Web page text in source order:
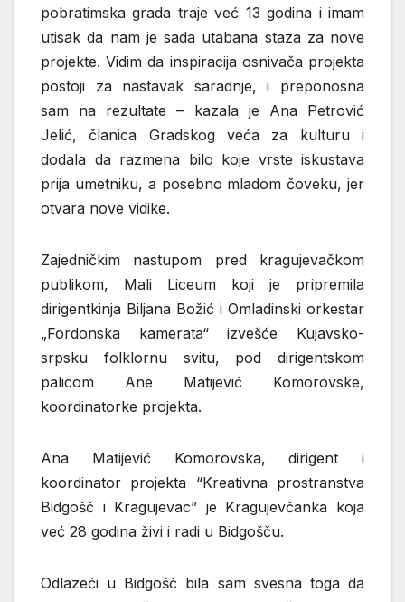
pobratimska grada traje već 13 godina i imam
utisak da nam je sada utabana staza za nove
projekte. Vidim da inspiracija osnivača projekta
postoji za nastavak saradnje, i preponosna
sam na rezultate – kazala je Ana Petrović
Jelić, članica Gradskog veća za kulturu i
dodala da razmena bilo koje vrste iskustava
prija umetniku, a posebno mladom čoveku, jer
otvara nove vidike.
Zajedničkim nastupom pred kragujevačkom
publikom, Mali Liceum koji je pripremila
dirigentkinja Biljana Božić i Omladinski orkestar
„Fordonska kamerata“ izvešće Kujavsko-
srpsku folklornu svitu, pod dirigentskom
palicom Ane Matijević Komorovske,
koordinatorke projekta.
Ana Matijević Komorovska, dirigent i
koordinator projekta “Kreativna prostranstva
Bidgošč i Kragujevac” je Kragujevčanka koja
već 28 godina živi i radi u Bidgošču.
Odlazeći u Bidgošč bila sam svesna toga da